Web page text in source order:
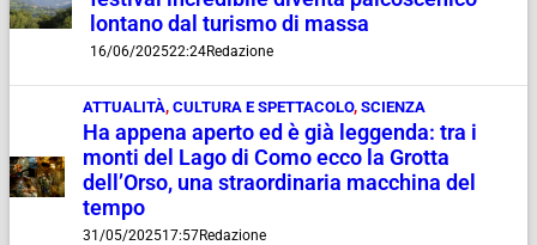
lontano dal turismo di massa
16/06/202522:24Redazione
ATTUALITÀ, CULTURA E SPETTACOLO, SCIENZA
Ha appena aperto ed è già leggenda: tra i
monti del Lago di Como ecco la Grotta
dell’Orso, una straordinaria macchina del
tempo
31/05/202517:57Redazione